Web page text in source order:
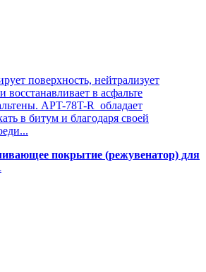
поверхность, нейтрализует
восстанавливает в асфальте
APT-78T-R обладает
в битум и благодаря своей
покрытие (режувенатор) для